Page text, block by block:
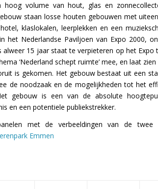
hoog volume van hout, glas en
staan losse houten gebouwen met
klaslokalen, leerplekken en een
het Nederlandse Paviljoen van Expo 2000,
alweer 15 jaar staat te verpieteren op het Expo
‘Nederland schept ruimte’ mee, en laat
is gekomen. Het gebouw bestaat uit een
de noodzaak en de mogelijkheden tot het
gebouw is een van de absolute
en een potentiele publiekstrekker.
met de verbeeldingen van de twee
Emmen